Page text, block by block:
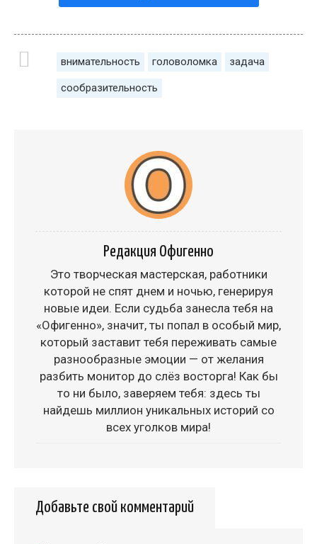
внимательность головоломка задача
сообразительность
Редакция Офигенно
Это творческая мастерская, работники
которой не спят днем и ночью, генерируя
новые идеи. Если судьба занесла тебя на
«Офигенно», значит, ты попал в особый мир,
который заставит тебя переживать самые
разнообразные эмоции — от желания
разбить монитор до слёз восторга! Как бы
то ни было, заверяем тебя: здесь ты
найдешь миллион уникальных историй со
всех уголков мира!
Добавьте свой комментарий